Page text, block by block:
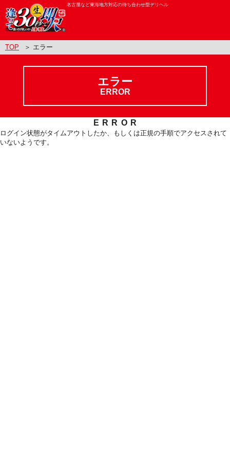
名古屋など東海地方対応の待ち合わせ型デリヘル
TOP ＞ エラー
エラー
ERROR
ERROR
ログイン状態がタイムアウトしたか、もしくは正規の手順でアクセスされて
いないようです。